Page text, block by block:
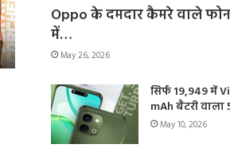
Oppo के दमदार कैमरे वाले
में…
May 26, 2026
सिर्फ 19,949 में
mAh बैटरी वाला
May 10, 2026